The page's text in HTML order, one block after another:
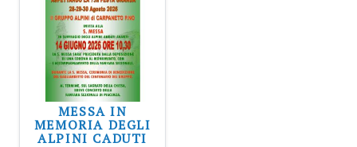
MESSA IN
MEMORIA DEGLI
ALPINI CADUTI